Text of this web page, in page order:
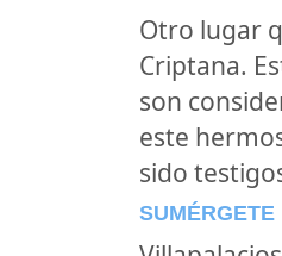
Otro lugar
Criptana.
son
este
sido